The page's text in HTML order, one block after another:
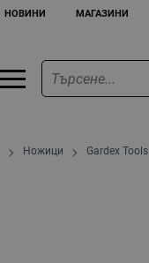
НОВИНИ МАГАЗИНИ
Ножици Gardex Tools